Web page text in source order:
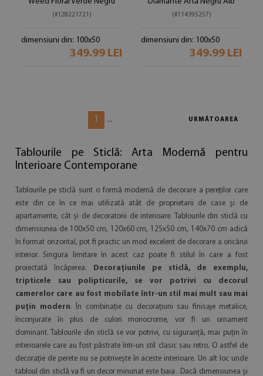
(#128221721)
dimensiuni din: 100x50
349.99 LEI
(#114395257)
dimensiuni din: 100x50
349.99 LEI
1 ... URMĂTOAREA
Tablourile pe Sticlă: Arta Modernă pentru
Interioare Contemporane
Tablourile pe sticlă sunt o formă modernă de decorare a pereților care
este din ce în ce mai utilizată atât de proprietarii de case și de
apartamente, cât și de decoratorii de interioare. Tablourile din sticlă cu
dimensiunea de 100x50 cm, 120x60 cm, 125x50 cm, 140x70 cm adică
în format orizontal, pot fi practic un mod excelent de decorare a oricărui
interior. Singura limitare în acest caz poate fi stilul în care a fost
proiectată încăperea.
Decorațiunile pe sticlă, de exemplu,
tripticele sau polipticurile, se vor potrivi cu decorul
camerelor care au fost mobilate într-un stil mai mult sau mai
puțin modern. În combinație cu decorațiuni sau finisaje metalice,
înconjurate în plus de culori monocrome, vor fi un ornament
dominant. Tablourile din sticlă se vor potrivi, cu siguranță, mai puțin în
interioarele care au fost păstrate într-un stil clasic sau retro. O astfel de
decorație de perete nu se potrivește în aceste interioare. Un alt loc unde
tabloul din sticlă va fi un decor minunat este baia . Dacă dimensiunea și